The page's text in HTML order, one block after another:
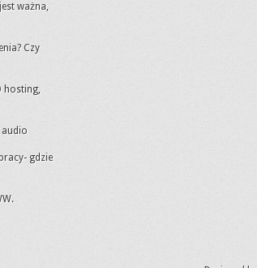
ważna,
Czy
hosting,
audio
gdzie